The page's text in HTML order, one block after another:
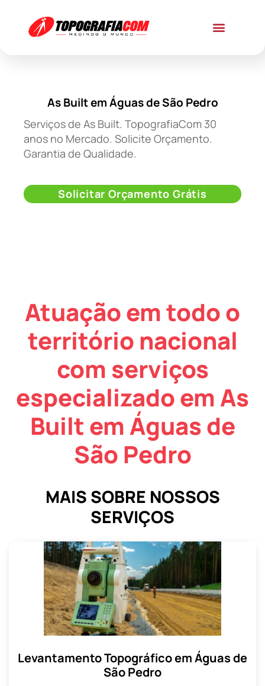
As Built em Águas de São Pedro
Serviços de As Built. TopografiaCom 30
anos no Mercado. Solicite Orçamento.
Garantia de Qualidade.
Solicitar Orçamento Grátis
Atuação em todo o
território nacional
com serviços
especializado em As
Built em Águas de
São Pedro
MAIS SOBRE NOSSOS
SERVIÇOS
Levantamento Topográfico em Águas de
São Pedro